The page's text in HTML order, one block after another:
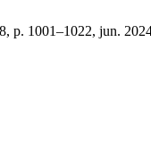
p. 1001–1022, jun.